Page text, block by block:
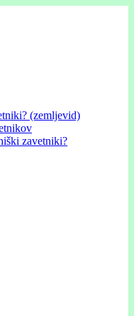
(zemljevid)
zavetniki?